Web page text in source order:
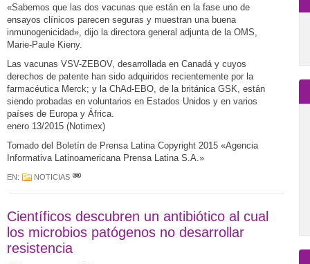
«Sabemos que las dos vacunas que están en la fase uno de
ensayos clínicos parecen seguras y muestran una buena
inmunogenicidad», dijo la directora general adjunta de la OMS,
Marie-Paule Kieny.
Las vacunas VSV-ZEBOV, desarrollada en Canadá y cuyos
derechos de patente han sido adquiridos recientemente por la
farmacéutica Merck; y la ChAd-EBO, de la británica GSK, están
siendo probadas en voluntarios en Estados Unidos y en varios
países de Europa y África.
enero 13/2015 (Notimex)
Tomado del Boletín de Prensa Latina Copyright 2015 «Agencia
Informativa Latinoamericana Prensa Latina S.A.»
EN: NOTICIAS
Científicos descubren un antibiótico al cual
los microbios patógenos no desarrollar
resistencia